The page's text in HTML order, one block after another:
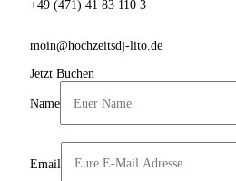
+49 (471) 41 83 110 3
moin@hochzeitsdj-lito.de
Jetzt Buchen
Name
Email